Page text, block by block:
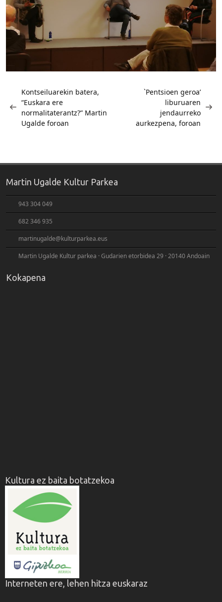
zehar
nabigatu
Kontseiluarekin batera,
“Euskara ere
normalitaterantz?” Martin
Ugalde foroan
`Pentsioen geroa’
liburuaren
jendaurreko
aurkezpena, foroan
Martin Ugalde Kultur Parkea
943 304 049
682 346 935
martinugalde@kulturparkea.eus
Martin Ugalde Kultur parkea · Gudarien etorbidea 29 · 20140 Andoain
Kokapena
Kultura ez baita botatzekoa
Interneten ere, lehen hitza euskaraz